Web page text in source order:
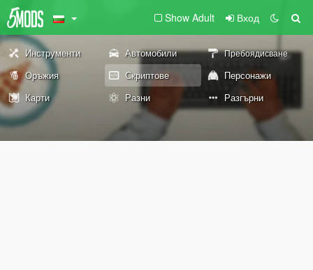
Show Adult Вход
Инструменти Автомобили Пребоядисване
Оръжия Скриптове
Персонажи
Карти
Разни Разгърни